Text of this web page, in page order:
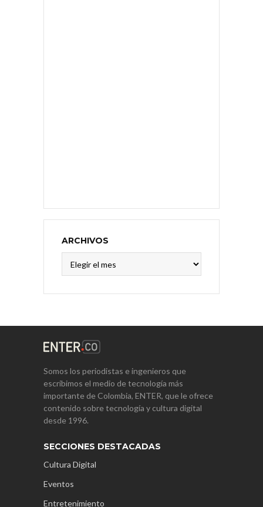
ARCHIVOS
Somos los periodistas e ingenieros que
escribimos el medio de tecnología más
importante de Colombia, ENTER, que le ofrece
contenido sobre tecnología y cultura digital
desde 1996.
SECCIONES DESTACADAS
Cultura Digital
Eventos
Entretenimiento